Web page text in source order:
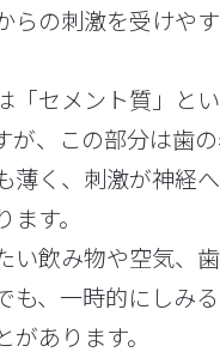
らの刺激を受けや
「セメント質」と
が、この部分は歯
薄く、刺激が神経
す。
い飲み物や空気、
も、一時的にしみ
あります。